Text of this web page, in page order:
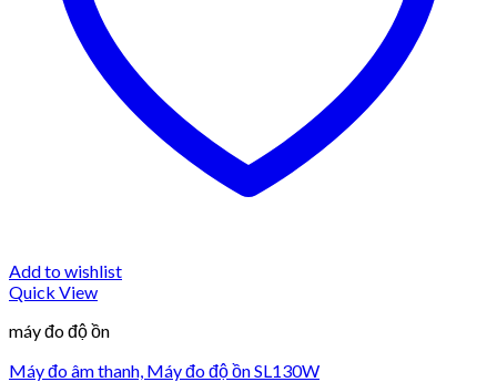
Add to wishlist
Quick View
máy đo độ ồn
Máy đo âm thanh, Máy đo độ ồn SL130W